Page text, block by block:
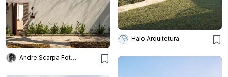
Halo Arquitetura
Andre Scarpa Fotografia